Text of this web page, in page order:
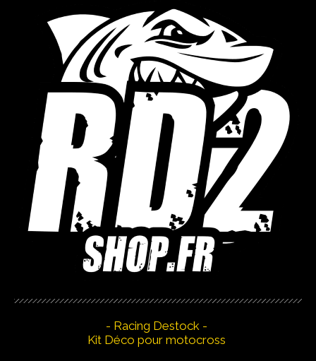
- Racing Destock -
Kit Déco pour motocross